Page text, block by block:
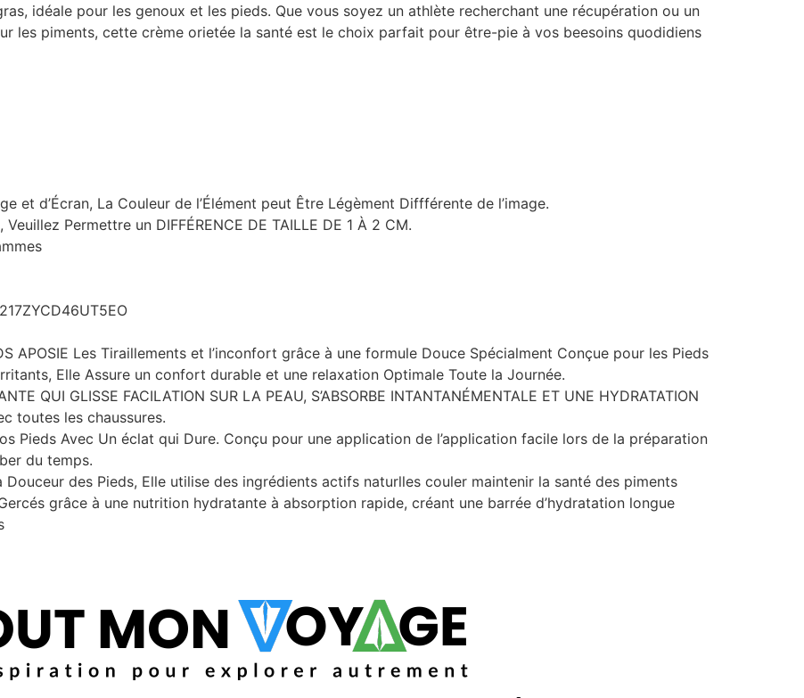
idéale pour les genoux et les pieds. Que vous soyez un athlète recherchant une récupération ou un
les piments, cette crème orietée la santé est le choix parfait pour être-pie à vos beesoins quodidiens
et d’Écran, La Couleur de l’Élément peut Être Légèment Diffférente de l’image.
Permettre un DIFFÉRENCE DE TAILLE DE 1 À 2 CM.
APOSIE Les Tiraillements et l’inconfort grâce à une formule Douce Spécialment Conçue pour les Pieds
Elle Assure un confort durable et une relaxation Optimale Toute la Journée.
QUI GLISSE FACILATION SUR LA PEAU, S’ABSORBE INTANTANÉMENTALE ET UNE HYDRATATION
toutes les chaussures.
Pieds Avec Un éclat qui Dure. Conçu pour une application de l’application facile lors de la préparation
du temps.
des Pieds, Elle utilise des ingrédients actifs naturlles couler maintenir la santé des piments
grâce à une nutrition hydratante à absorption rapide, créant une barrée d’hydratation longue